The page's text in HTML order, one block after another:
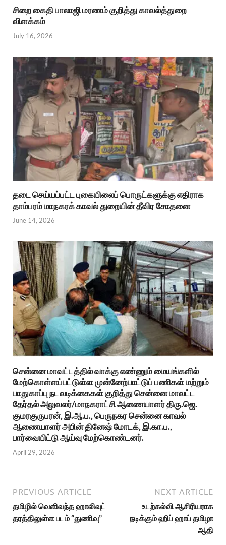
சிறை கைதி பாலாஜி மரணம் குறித்து காவல்த்துறை
விளக்கம்
July 16, 2026
தடை செய்யப்பட்ட புகையிலைப் பொருட்களுக்கு எதிராக
தாம்பரம் மாநகரக் காவல் துறையின் தீவிர சோதனை
June 14, 2026
சென்னை மாவட்டத்தில் வாக்கு எண்ணும் மையங்களில்
மேற்கொள்ளப்பட்டுள்ள முன்னேற்பாட்டுப் பணிகள் மற்றும்
பாதுகாப்பு நடவடிக்கைகள் குறித்து சென்னை மாவட்ட
தேர்தல் அலுவலர்/மாநகராட்சி ஆணையாளர் திரு.ஜெ.
குமரகுருபரன், இ.ஆ.ப., பெருநகர சென்னை காவல்
ஆணையாளர் அபின் தினேஷ் மோடக், இ.கா.ப.,
பார்வையிட்டு ஆய்வு மேற்கொண்டனர்.
April 29, 2026
PREVIOUS ARTICLE
தமிழில் வெளிவந்த ஹாலிவுட்
தரத்திலுள்ள படம் “துணிவு”
NEXT ARTICLE
உடற்கல்வி ஆசிரியராக
நடிக்கும் ஹிப் ஹாப் தமிழா
ஆதி